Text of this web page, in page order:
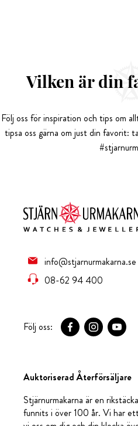
Vilken är din
Följ oss för inspiration och tips om
tipsa oss gärna om just din favorit:
info@stjarnurmakarna.se
08-62 94 400
Följ oss:
Auktoriserad Återförsäljare
Stjärnurmakarna är en
funnits i över 100 år. Vi har